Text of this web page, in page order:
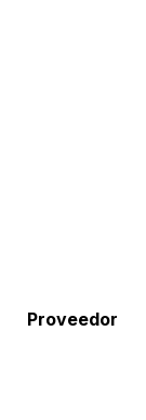
Proveedor